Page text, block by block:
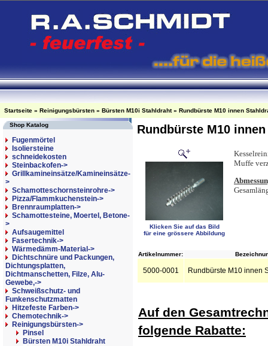
Startseite » Reinigungsbürsten » Bürsten M10i Stahldraht» Rundbürste M10 innen
Shop Katalog
Fugenmörtel
Isoliersteine
schneidekosten
Steinbackofen->
Grillkamineinsätze/Kamineinsätze-
>
Schamotteschornsteinrohre->
Pizza/Flammkuchenstein->
Brennraumplatten->
Schamottesteine, Moertel, Betone-
>
Aufsaugemittel
Fasertechnik->
Wärmedämm-Material->
Dichtschnüre und Packungen,
Dichtungsplatten,
Dichtmanschetten, Filze, Alu-
Gewebe,->
Schweißschutz- und
Funkenschutzmatten
Hitzefeste Farben->
Chemotechnik->
Reinigungsbürsten->
Pinsel
Bürsten M10i Stahldraht
Rundbürste M10
Klicken Sie auf das Bild
für eine grössere Abbildung
Muffe
Artikelnummer:
5000-0001 Rundbürste M10 innen
Auf den
folgende Rabatte: